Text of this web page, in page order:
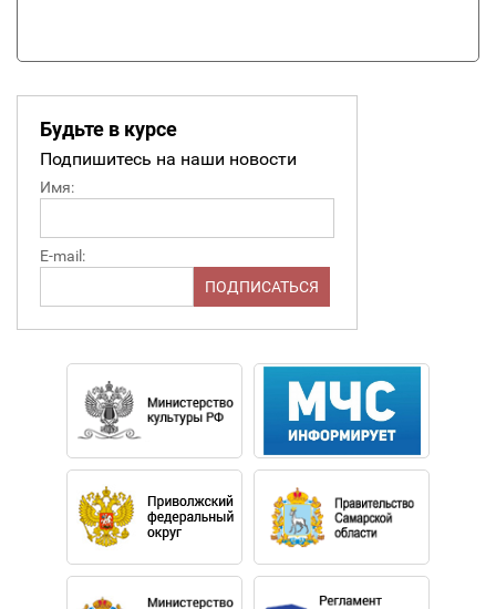
Будьте в курсе
Подпишитесь на наши новости
Имя:
E-mail: